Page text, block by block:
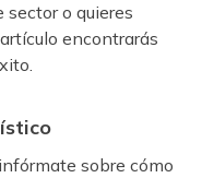
o quieres
encontrarás
sobre cómo